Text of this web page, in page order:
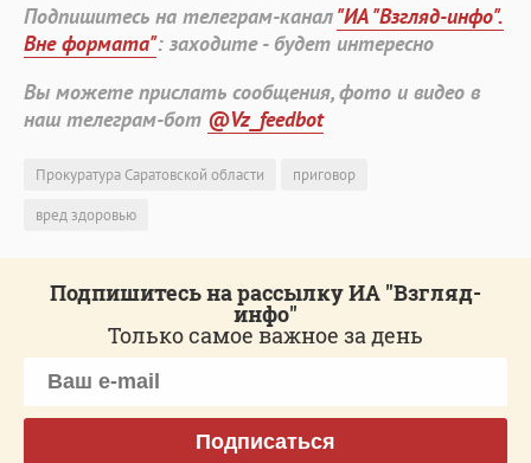
Подпишитесь на телеграм-канал"ИА "Взгляд-инфо".
Вне формата": заходите - будет интересно
Вы можете прислать сообщения, фото и видео в
наш телеграм-бот @Vz_feedbot
Прокуратура Саратовской области
приговор
вред здоровью
Подпишитесь на рассылку ИА "Взгляд-
инфо"
Только самое важное за день
Подписаться